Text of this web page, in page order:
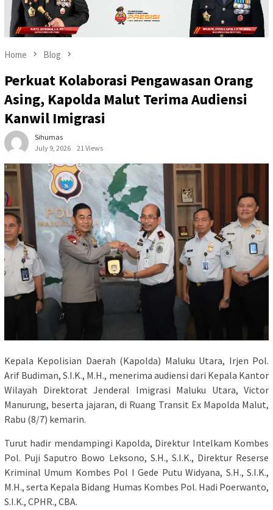
Home Blog
Perkuat Kolaborasi Pengawasan Orang
Asing, Kapolda Malut Terima Audiensi
Kanwil Imigrasi
Sihumas
July 9, 2026
21 Views
Kepala Kepolisian Daerah (Kapolda) Maluku Utara, Irjen Pol.
Arif Budiman, S.I.K., M.H., menerima audiensi dari Kepala Kantor
Wilayah Direktorat Jenderal Imigrasi Maluku Utara, Victor
Manurung, beserta jajaran, di Ruang Transit Ex Mapolda Malut,
Rabu (8/7) kemarin.
Turut hadir mendampingi Kapolda, Direktur Intelkam Kombes
Pol. Puji Saputro Bowo Leksono, S.H., S.I.K., Direktur Reserse
Kriminal Umum Kombes Pol I Gede Putu Widyana, S.H., S.I.K.,
M.H., serta Kepala Bidang Humas Kombes Pol. Hadi Poerwanto,
S.I.K., CPHR., CBA.